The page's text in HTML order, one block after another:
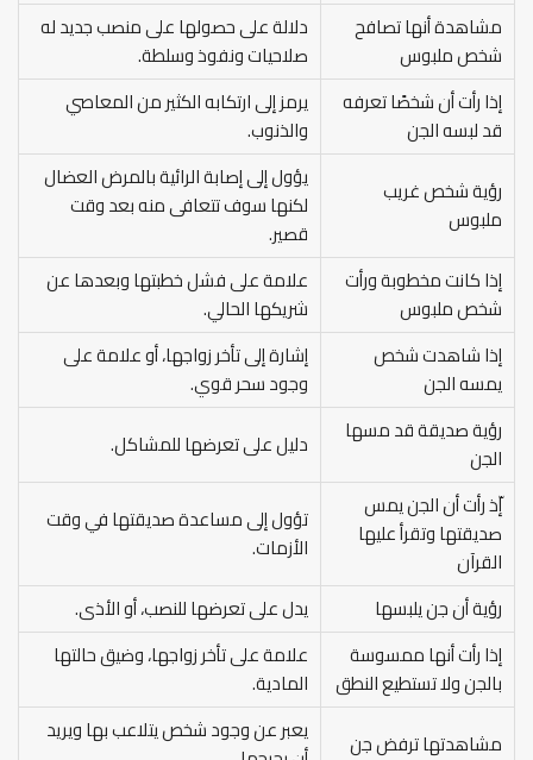
مشاهدة أنها تصافح
شخص ملبوس
دلالة على حصولها على منصب جديد له
صلاحيات ونفوذ وسلطة.
إذا رأت أن شخصًا تعرفه
قد لبسه الجن
يرمز إلى ارتكابه الكثير من المعاصي
والذنوب.
رؤية شخص غريب
ملبوس
يؤول إلى إصابة الرائية بالمرض العضال
لكنها سوف تتعافى منه بعد وقت
قصير.
إذا كانت مخطوبة ورأت
شخص ملبوس
علامة على فشل خطبتها وبعدها عن
شريكها الحالي.
إذا شاهدت شخص
يمسه الجن
إشارة إلى تأخر زواجها، أو علامة على
وجود سحر قوي.
رؤية صديقة قد مسها
الجن
دليل على تعرضها للمشاكل.
إّذ رأت أن الجن يمس
صديقتها وتقرأ عليها
القرآن
تؤول إلى مساعدة صديقتها في وقت
الأزمات.
رؤية أن جن يلبسها
يدل على تعرضها للنصب، أو الأذى.
إذا رأت أنها ممسوسة
بالجن ولا تستطيع النطق
علامة على تأخر زواجها، وضيق حالتها
المادية.
مشاهدتها ترفض جن
يعبر عن وجود شخص يتلاعب بها ويريد